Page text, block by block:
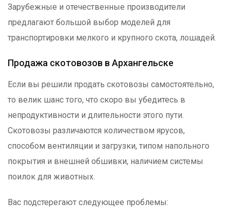
Зарубежные и отечественные производители
предлагают большой выбор моделей для
транспортировки мелкого и крупного скота, лошадей.
Продажа скотовозов в Архангельске
Если вы решили продать скотовозы самостоятельно,
то велик шанс того, что скоро вы убедитесь в
непродуктивности и длительности этого пути.
Скотовозы различаются количеством ярусов,
способом вентиляции и загрузки, типом напольного
покрытия и внешней обшивки, наличием системы
поилок для животных.
Вас подстерегают следующее проблемы: